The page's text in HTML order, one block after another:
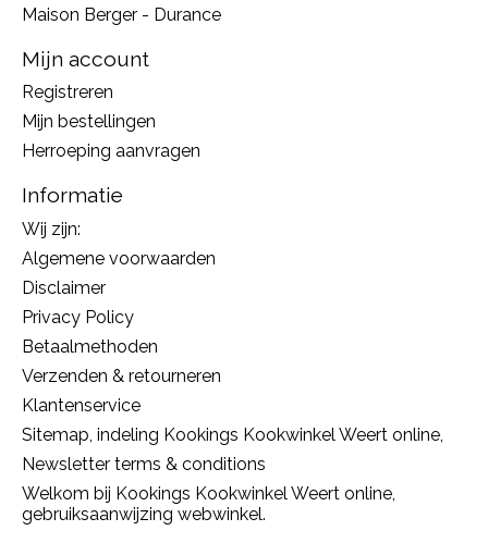
Maison Berger - Durance
Mijn account
Registreren
Mijn bestellingen
Herroeping aanvragen
Informatie
Wij zijn:
Algemene voorwaarden
Disclaimer
Privacy Policy
Betaalmethoden
Verzenden & retourneren
Klantenservice
Sitemap, indeling Kookings Kookwinkel Weert online,
Newsletter terms & conditions
Welkom bij Kookings Kookwinkel Weert online,
gebruiksaanwijzing webwinkel.